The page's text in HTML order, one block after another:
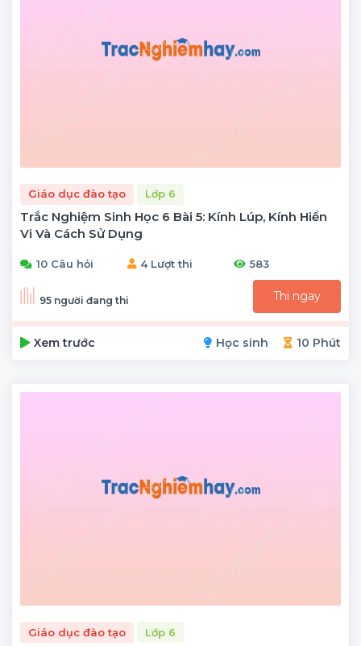
Giáo dục đào tạo Lớp 6
Trắc Nghiệm Sinh Học 6 Bài 5: Kính Lúp, Kính Hiển
Vi Và Cách Sử Dụng
10 Câu hỏi 4 Lượt thi 583
95 người đang thi Thi ngay
Xem trước Học sinh 10 Phút
Giáo dục đào tạo Lớp 6